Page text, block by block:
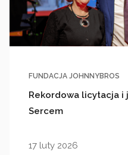
FUNDACJA JOHNNYBROS
Rekordowa licytacja i
Sercem
17 luty 2026